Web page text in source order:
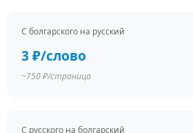
С болгарского на русский
3 ₽/слово
~750 ₽/страница
С русского на болгарский